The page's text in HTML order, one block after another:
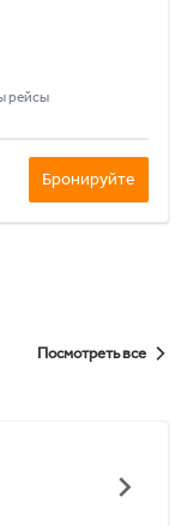
рейсы
Бронируйте
Посмотреть все